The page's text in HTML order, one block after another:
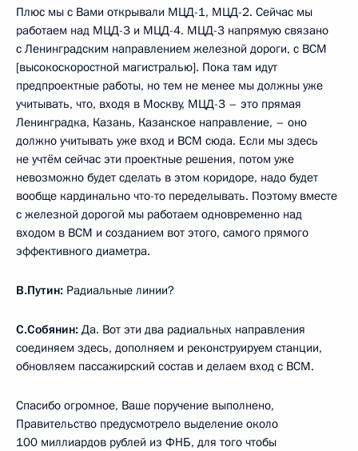
Плюс мы с Вами открывали МЦД-1, МЦД-2. Сейчас мы
работаем над МЦД-3 и МЦД-4. МЦД-3 напрямую связано
с Ленинградским направлением железной дороги, с ВСМ
[высокоскоростной магистралью]. Пока там идут
предпроектные работы, но тем не менее мы должны уже
учитывать, что, входя в Москву, МЦД-3 – это прямая
Ленинградка, Казань, Казанское направление, – оно
должно учитывать уже вход и ВСМ сюда. Если мы здесь
не учтём сейчас эти проектные решения, потом уже
невозможно будет сделать в этом коридоре, надо будет
вообще кардинально что-то переделывать. Поэтому вместе
с железной дорогой мы работаем одновременно над
входом в ВСМ и созданием вот этого, самого прямого
эффективного диаметра.
В.Путин: Радиальные линии?
С.Собянин: Да. Вот эти два радиальных направления
соединяем здесь, дополняем и реконструируем станции,
обновляем пассажирский состав и делаем вход с ВСМ.
Спасибо огромное, Ваше поручение выполнено,
Правительство предусмотрело выделение около
100 миллиардов рублей из ФНБ, для того чтобы